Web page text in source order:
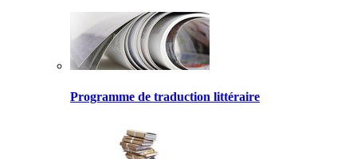
Programme de traduction littéraire